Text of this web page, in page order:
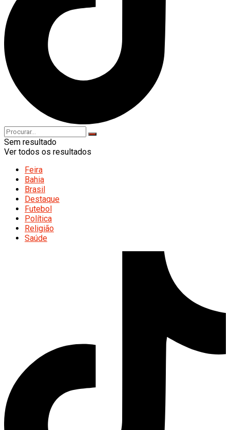
Sem resultado
Ver todos os resultados
Feira
Bahia
Brasil
Destaque
Futebol
Política
Religião
Saúde